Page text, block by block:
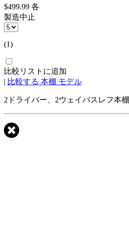
$499.99 各
製造中止
(1)
比較リストに追加
| 比較する 本棚 モデル
2ドライバー、2ウェイバスレフ本棚